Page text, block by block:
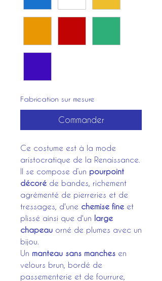
Fabrication sur mesure
Commander
Ce costume est à la mode
aristocratique de la Renaissance.
Il se compose d’un pourpoint
décoré de bandes, richement
agrémenté de pierreries et de
tressages, d'une chemise fine et
plissé ainsi que d'un large
chapeau orné de plumes avec un
bijou.
Un manteau sans manches en
velours brun, bordé de
passementerie et de fourrure,